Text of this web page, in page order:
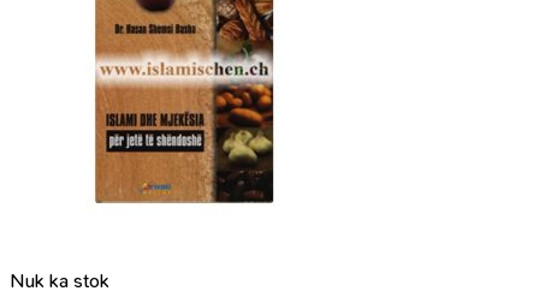
Nuk ka stok